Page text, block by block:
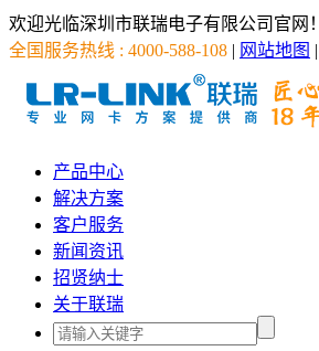
欢迎光临深圳市联瑞电子有限公司官网！
全国服务热线 : 4000-588-108 | 网站地图 |
产品中心
解决方案
客户服务
新闻资讯
招贤纳士
关于联瑞